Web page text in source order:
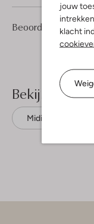
jouw
klacht
Beoordelingen
Bekijk meer
Midi jurken